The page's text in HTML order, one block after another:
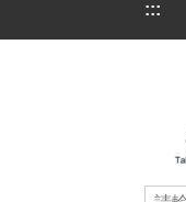
跳到主要內容區塊
:::